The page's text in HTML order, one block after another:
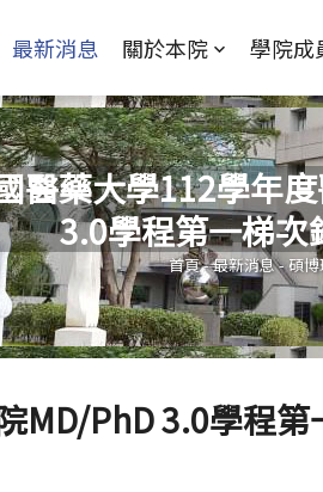
最新消息 關於本院 學院成
醫藥大學112學年
3.0學程第一梯次
您在這裡
首頁-最新消息-碩博
MD/PhD 3.0學程第